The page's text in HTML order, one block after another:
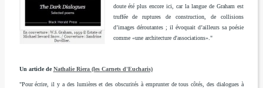
doute été plus encore ici, car la langue de Graham est
truffée de ruptures de construction, de collisions
d’images déroutantes ; il évoquait d’ailleurs sa poésie
comme «une architecture d'associations»."
Un article deNathalie Riera (les Carnets d'Eucharis)
"Pour écrire, il y a des lumières et des obscurités à emprunter de tous côtés, des dialogues à